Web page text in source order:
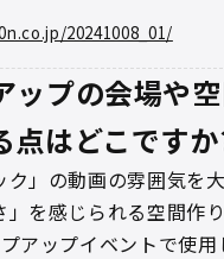
20241008_01/
プの会場や
点はどこです
ク」の動画の雰囲気を
を感じられる空間作
アップイベントで使